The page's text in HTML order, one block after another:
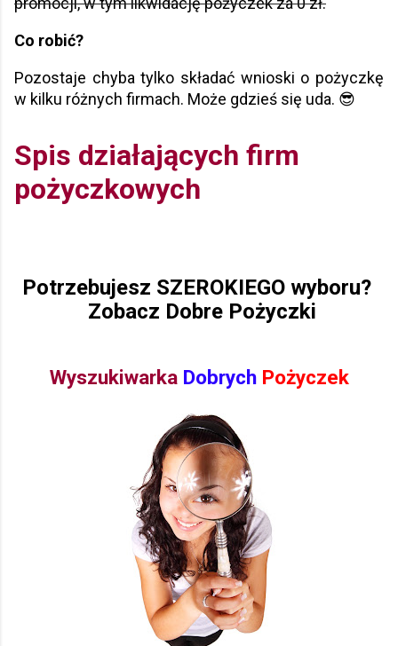
Co robić?
Pozostaje chyba tylko składać wnioski o pożyczkę
w kilku różnych firmach. Może gdzieś się uda. 😎
Spis działających firm
pożyczkowych
Potrzebujesz SZEROKIEGO wyboru?
Zobacz Dobre Pożyczki
Wyszukiwarka Dobrych Pożyczek